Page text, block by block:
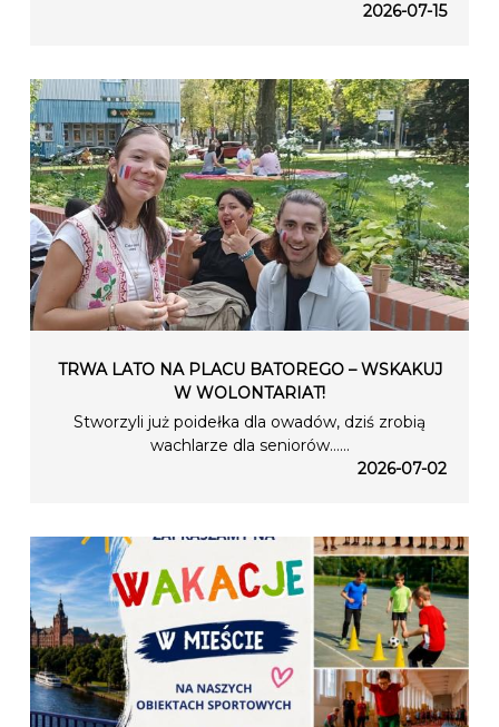
2026-07-15
TRWA LATO NA PLACU BATOREGO – WSKAKUJ
W WOLONTARIAT!
Stworzyli już poidełka dla owadów, dziś zrobią
wachlarze dla seniorów…...
2026-07-02